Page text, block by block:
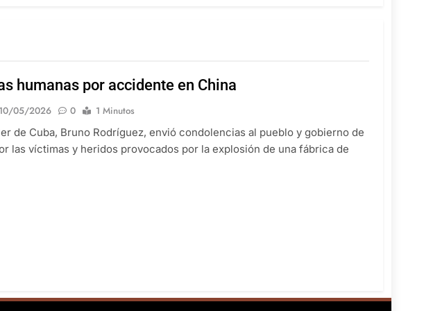
humanas por accidente en China
10/05/2026 0
1 Minutos
de Cuba, Bruno Rodríguez, envió condolencias al pueblo y gobierno de
las víctimas y heridos provocados por la explosión de una fábrica de